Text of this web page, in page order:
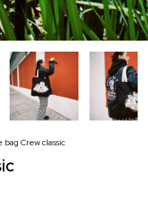
bag Crew classic